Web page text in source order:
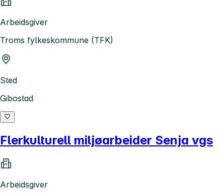
Arbeidsgiver
Troms fylkeskommune (TFK)
Sted
Gibostad
Flerkulturell miljøarbeider Senja vgs
Arbeidsgiver